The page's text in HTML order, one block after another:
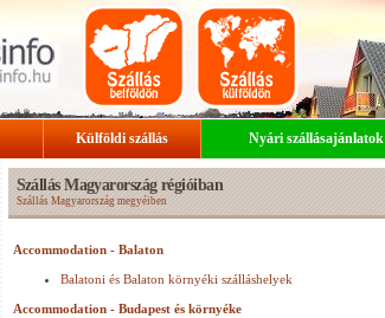
Külföldi szállás Nyári szállásajánlatok
Szállás Magyarország régióiban
Szállás Magyarország megyéiben
Accommodation - Balaton
Balatoni és Balaton környéki szálláshelyek
Accommodation - Budapest és környéke